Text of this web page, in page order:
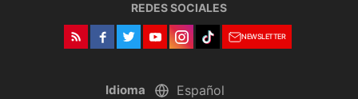
REDES SOCIALES
NEWSLETTER
Idioma